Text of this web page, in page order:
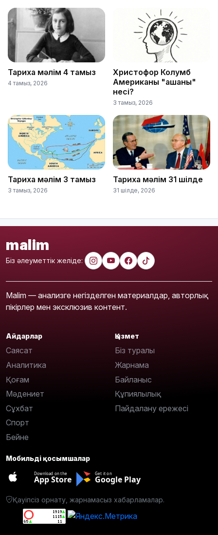
Тарихқа мәлім 4 тамыз
4 тамыз, 2026
Христофор Колумб
Американы "ашқаны"
несі?
3 тамыз, 2026
Тарихқа мәлім 3 тамыз
3 тамыз, 2026
Тарихқа мәлім 31 шілде
31 шілде, 2026
malim
Біз әлеуметтік желіде:
Malim — анализге негізделген материалдар, авторлық
пікірлер мен эксклюзив контент.
Айдарлар
Саясат
Аналитика
Қоғам
Мәдениет
Сұхбат
Спорт
Бейне
Қызмет
Біз туралы
Жарнама
Байланыс
Құпиялылық
Пайдалану ережесі
Мобильді қосымшалар
Download on the
App Store
Get it on
Google Play
Қауіпсіз орнату, жарнамасыз хабарламалар.